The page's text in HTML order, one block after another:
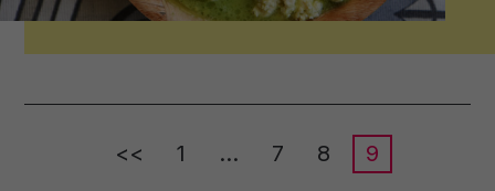
<< 1 … 7 8 9